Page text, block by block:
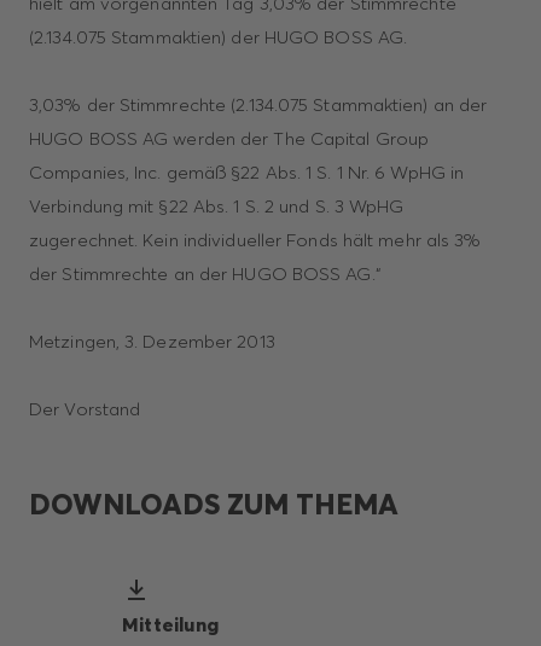
(2.134.075 Stammaktien) der HUGO BOSS AG.
3,03% der Stimmrechte (2.134.075 Stammaktien) an der
HUGO BOSS AG werden der The Capital Group
Companies, Inc. gemäß §22 Abs. 1 S. 1 Nr. 6 WpHG in
Verbindung mit §22 Abs. 1 S. 2 und S. 3 WpHG
zugerechnet. Kein individueller Fonds hält mehr als 3%
der Stimmrechte an der HUGO BOSS AG.“
Metzingen, 3. Dezember 2013
Der Vorstand
DOWNLOADS ZUM THEMA
Mitteilung